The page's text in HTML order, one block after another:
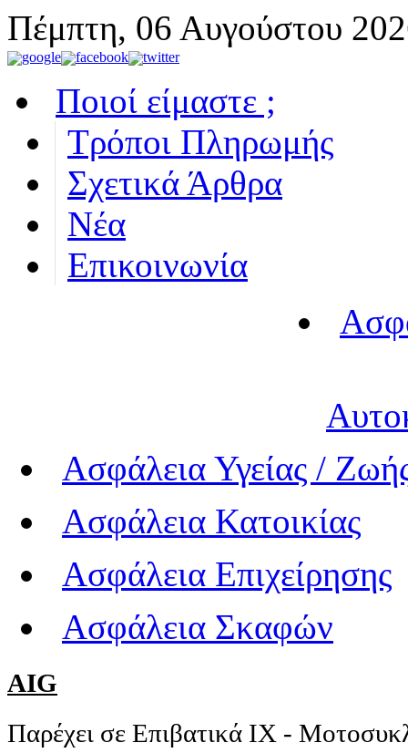
Πέμπτη, 06 Αυγούστου
Ποιοί είμαστε ;
Τρόποι Πληρωμής
Σχετικά Άρθρα
Νέα
Επικοινωνία
Ασφάλεια Υγείας /
Ασφάλεια Κατοικίας
Ασφάλεια Επιχείρησης
Ασφάλεια Σκαφών
AIG
Παρέχει σε Επιβατικά ΙΧ -